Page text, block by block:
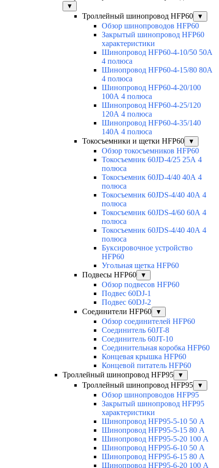
▼
Троллейный шинопровод HFP60 ▼
Обзор шинопроводов HFP60
Закрытый шинопровод HFP60
характеристики
Шинопровод HFP60-4-10/50 50А
4 полюса
Шинопровод HFP60-4-15/80 80А
4 полюса
Шинопровод HFP60-4-20/100
100А 4 полюса
Шинопровод HFP60-4-25/120
120А 4 полюса
Шинопровод HFP60-4-35/140
140А 4 полюса
Токосъемники и щетки HFP60
▼
Обзор токосъемников HFP60
Токосъемник 60JD-4/25 25А 4
полюса
Токосъемник 60JD-4/40 40А 4
полюса
Токосъемник 60JDS-4/40 40А 4
полюса
Токосъемник 60JDS-4/60 60А 4
полюса
Токосъемник 60JDS-4/40 40А 4
полюса
Буксировочное устройство
HFP60
Угольная щетка HFP60
Подвесы HFP60
▼
Обзор подвесов HFP60
Подвес 60DJ-1
Подвес 60DJ-2
Соединители HFP60
▼
Обзор соединителей HFP60
Соединитель 60JT-8
Соединитель 60JT-10
Соединительная коробка HFP60
Концевая крышка HFP60
Концевой питатель HFP60
Троллейный шинопровод HFP95
▼
Троллейный шинопровод HFP95 ▼
Обзор шинопроводов HFP95
Закрытый шинопровод HFP95
характеристики
Шинопровод HFP95-5-10 50 А
Шинопровод HFP95-5-15 80 А
Шинопровод HFP95-5-20 100 А
Шинопровод HFP95-6-10 50 А
Шинопровод HFP95-6-15 80 А
Шинопровод HFP95-6-20 100 А